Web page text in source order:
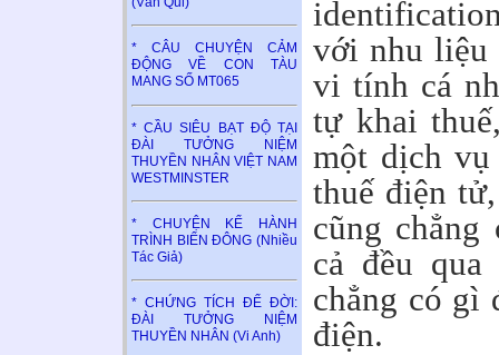
* CÂU CHUYỆN CẢM
ĐỘNG VỀ CON TÀU
MANG SỐ MT065
* CẦU SIÊU BẠT ĐỘ TẠI
ĐÀI TƯỞNG NIỆM
THUYỀN NHÂN VIỆT NAM
WESTMINSTER
* CHUYỆN KỂ HÀNH
TRÌNH BIỂN ĐÔNG (Nhiều
Tác Giả)
* CHỨNG TÍCH ĐỂ ĐỜI:
ĐÀI TƯỞNG NIỆM
THUYỀN NHÂN (Vi Anh)
với nhu liệu
vi tính cá
tự khai
một dịch
thuế điện
cũng chẳng
cả đều
chẳng có gì
điện.